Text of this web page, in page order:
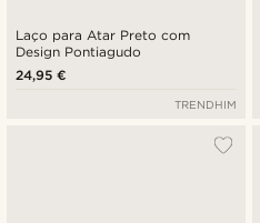
Laço para Atar Preto com
Design Pontiagudo
24,95 €
TRENDHIM